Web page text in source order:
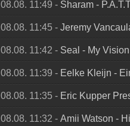
08.08. 11:49 - Sharam -
08.08. 11:45 - Jeremy
08.08. 11:42 - Seal - My Vision
08.08. 11:39 - Eelke Kleijn -
08.08. 11:35 - Eric Kupper
08.08. 11:32 - Amii Watson -